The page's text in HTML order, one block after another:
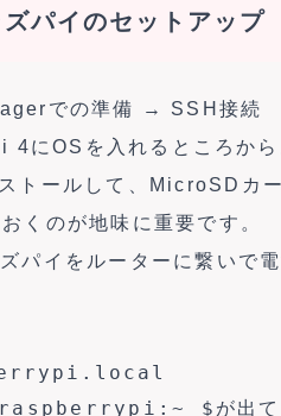
パイのセットアップ
での準備 → SSH接続
4にOSを入れるところか
トールして、MicroSDカ
くのが地味に重要です。
パイをルーターに繋いで
$ が出